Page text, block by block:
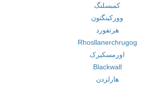
کمبسلنگ
وورکینگتون
هرتفورد
Rhosllanerchrugog
اورمسکیرک
Blackwall
هارلزدن